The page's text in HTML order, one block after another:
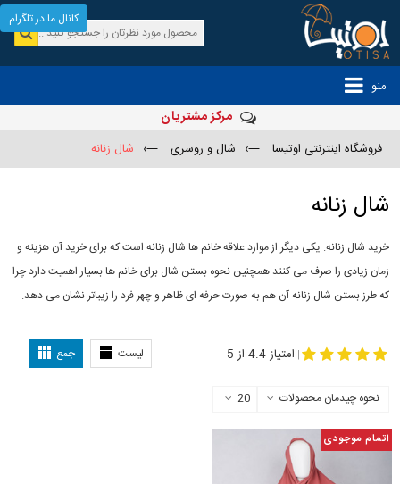
منو
مرکز مشتریان
فروشگاه اینترنتی اوتیسا —› شال و روسری —› شال زنانه
شال زنانه
خرید شال زنانه. یکی دیگر از موارد علاقه خانم ها شال زنانه است که برای خرید آن هزینه و
زمان زیادی را صرف می کنند همچنین نحوه بستن شال برای خانم ها بسیار اهمیت دارد چرا
که طرز بستن شال زنانه آن هم به صورت حرفه ای ظاهر و چهر فرد را زیباتر نشان می دهد.
لیست جمع | امتیاز 4.4 از 5
نحوه چیدمان محصولات 20
اتمام موجودی
کانال ما در تلگرام